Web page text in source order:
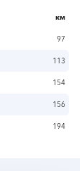
км
97
113
154
156
194